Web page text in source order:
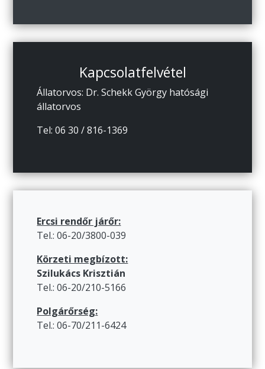
Kapcsolatfelvétel
Állatorvos: Dr. Schekk György hatósági
állatorvos
Tel: 06 30 / 816-1369
Ercsi rendőr járőr:
Tel.: 06-20/3800-039
Körzeti megbízott:
Szilukács Krisztián
Tel.: 06-20/210-5166
Polgárőrség:
Tel.: 06-70/211-6424